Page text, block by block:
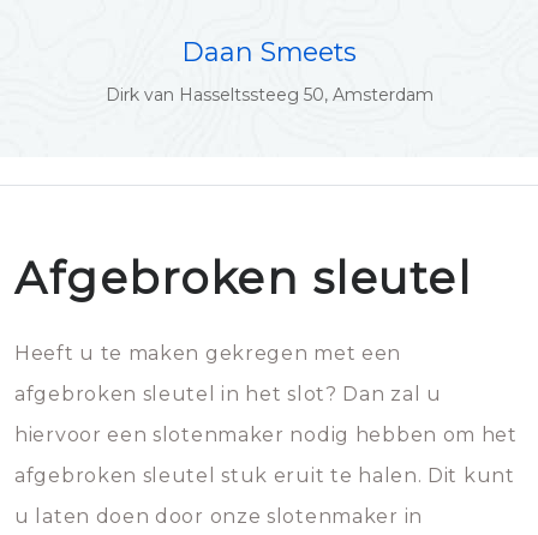
Daan Smeets
Dirk van Hasseltssteeg 50, Amsterdam
Afgebroken sleutel
Heeft u te maken gekregen met een
afgebroken sleutel in het slot? Dan zal u
hiervoor een slotenmaker nodig hebben om het
afgebroken sleutel stuk eruit te halen. Dit kunt
u laten doen door onze slotenmaker in